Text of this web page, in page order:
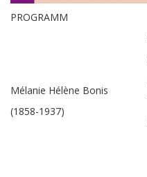
PROGRAMM
Mélanie Hélène Bonis
(1858-1937)